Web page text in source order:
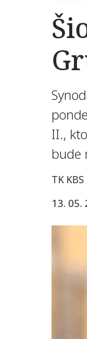
II.,
bude
TK KBS
13. 05.